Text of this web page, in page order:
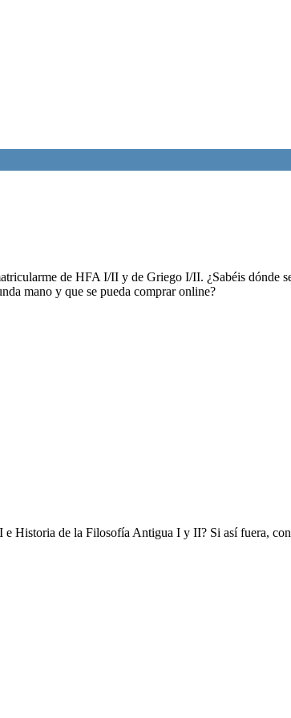
de HFA I/II y de Griego I/II. ¿Sabéis dónde
mano y que se pueda comprar online?
e Historia de la Filosofía Antigua I y II? Si así fuera,